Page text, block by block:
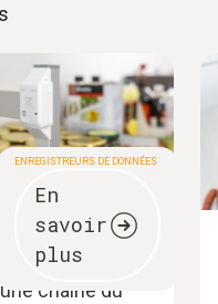
ENREGISTREURS DE DONNÉES
En
savoir
plus
des données
chaîne du